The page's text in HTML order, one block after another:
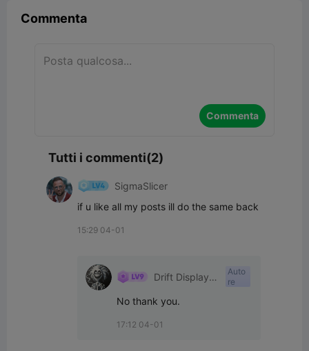
Commenta
Commenta
Tutti i commenti(2)
SigmaSlicer
if u like all my posts ill do the same back
15:29 04-01
Drift Displays
Auto
re
No thank you.
17:12 04-01